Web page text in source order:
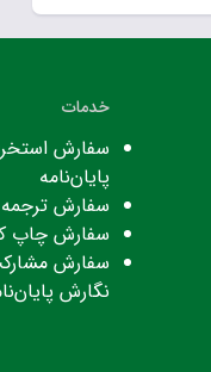
خدمات
سفارش
پایان‌نامه
سفارش ترجمه
سفارش چاپ
سفارش
نگارش